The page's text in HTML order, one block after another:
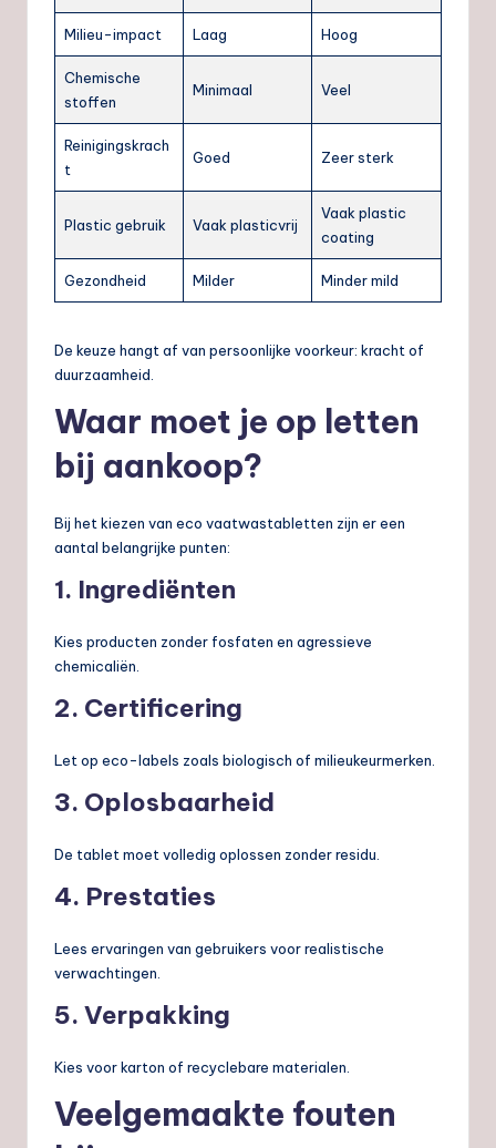
Milieu-impact Laag Hoog
Chemische
stoffen
Minimaal Veel
Reinigingskrach
t
Goed Zeer sterk
Plastic gebruik Vaak plasticvrij
Vaak plastic
coating
Gezondheid Milder Minder mild
De keuze hangt af van persoonlijke voorkeur: kracht of
duurzaamheid.
Waar moet je op letten
bij aankoop?
Bij het kiezen van eco vaatwastabletten zijn er een
aantal belangrijke punten:
1. Ingrediënten
Kies producten zonder fosfaten en agressieve
chemicaliën.
2. Certificering
Let op eco-labels zoals biologisch of milieukeurmerken.
3. Oplosbaarheid
De tablet moet volledig oplossen zonder residu.
4. Prestaties
Lees ervaringen van gebruikers voor realistische
verwachtingen.
5. Verpakking
Kies voor karton of recyclebare materialen.
Veelgemaakte fouten